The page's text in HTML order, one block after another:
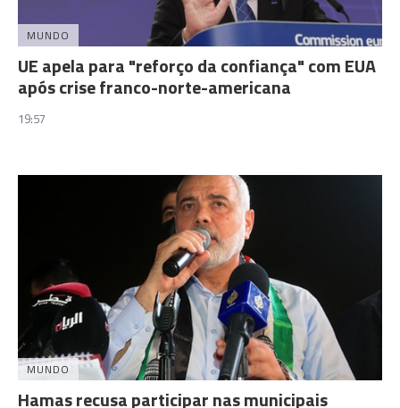
MUNDO
UE apela para "reforço da confiança" com EUA
após crise franco-norte-americana
19:57
MUNDO
Hamas recusa participar nas municipais